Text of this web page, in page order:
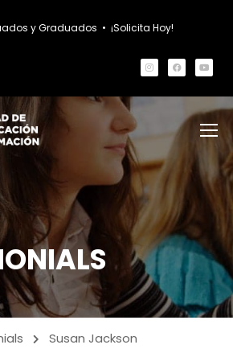
y Graduados • ¡Solicita Hoy!
Susan Jackson